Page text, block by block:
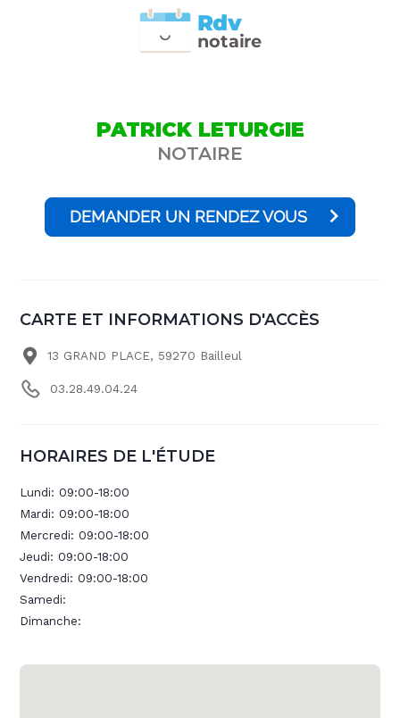
notaire
Rdv
PATRICK LETURGIE
NOTAIRE
DEMANDER UN RENDEZ VOUS
CARTE ET INFORMATIONS D'ACCÈS
13 GRAND PLACE, 59270 Bailleul
03.28.49.04.24
HORAIRES DE L'ÉTUDE
Lundi:09:00-18:00
Mardi:09:00-18:00
Mercredi:09:00-18:00
Jeudi:09:00-18:00
Vendredi:09:00-18:00
Samedi:
Dimanche: